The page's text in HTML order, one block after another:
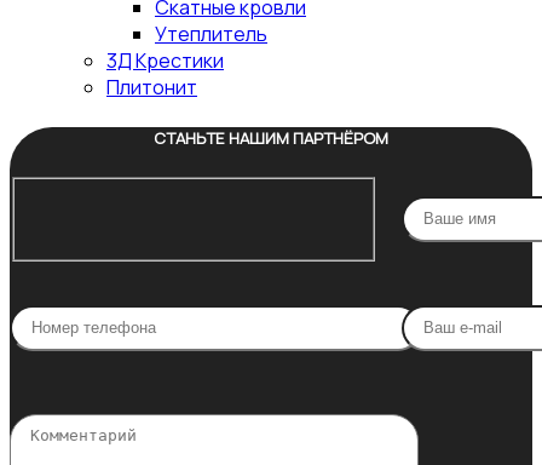
Скатные кровли
Утеплитель
3Д Крестики
Плитонит
СТАНЬТЕ НАШИМ ПАРТНЁРОМ